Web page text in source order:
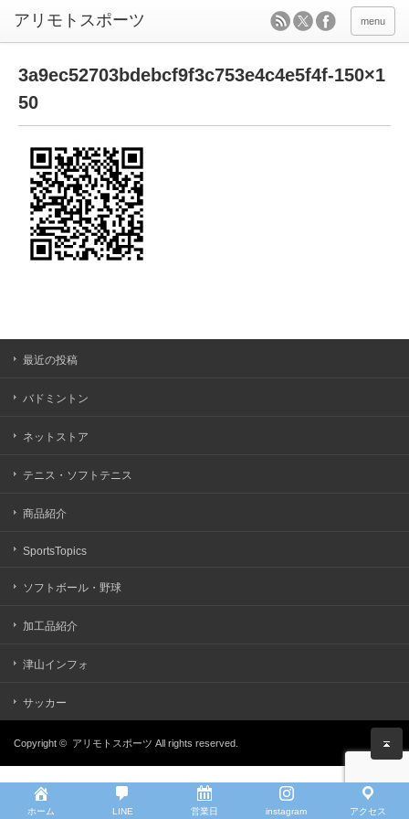
menu
3a9ec52703bdebcf9f3c753e4c4e5f4f-150×1
50
最近の投稿
バドミントン
ネットストア
テニス・ソフトテニス
商品紹介
SportsTopics
ソフトボール・野球
加工品紹介
津山インフォ
サッカー
Copyright © アリモトスポーツ All rights reserved.
ホーム LINE 営業日 instagram アクセス